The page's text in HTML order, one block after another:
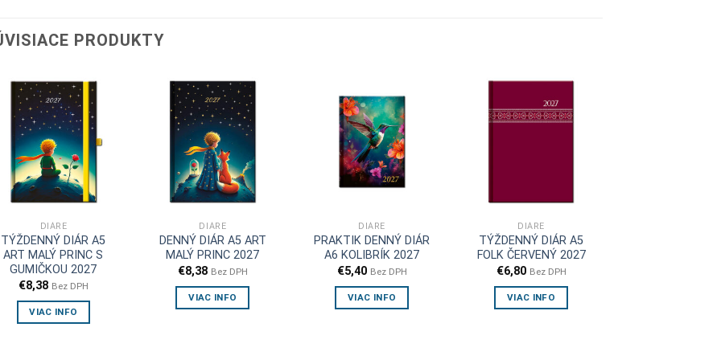
PRODUKTY
DIÁRE
TÝŽDENNÝ DIÁR A5
ART MALÝ PRINC S
GUMIČKOU 2027
€8,38 Bez DPH
VIAC INFO
DIÁRE
DENNÝ DIÁR A5 ART
MALÝ PRINC 2027
€8,38 Bez DPH
VIAC INFO
DIÁRE
PRAKTIK DENNÝ DIÁR
A6 KOLIBRÍK 2027
€5,40 Bez DPH
VIAC INFO
DIÁRE
TÝŽDENNÝ DIÁR A5
FOLK ČERVENÝ 2027
€6,80 Bez DPH
VIAC INFO